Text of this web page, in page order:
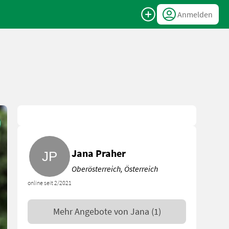
Anmelden
online seit 2/2021
Jana Praher
Oberösterreich, Österreich
Mehr Angebote von Jana (1)